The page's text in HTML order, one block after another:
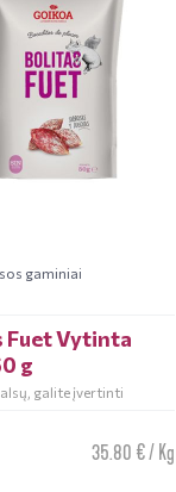
gaminiai
Fuet Vytinta
g
galite įvertinti
35.80 € / Kg